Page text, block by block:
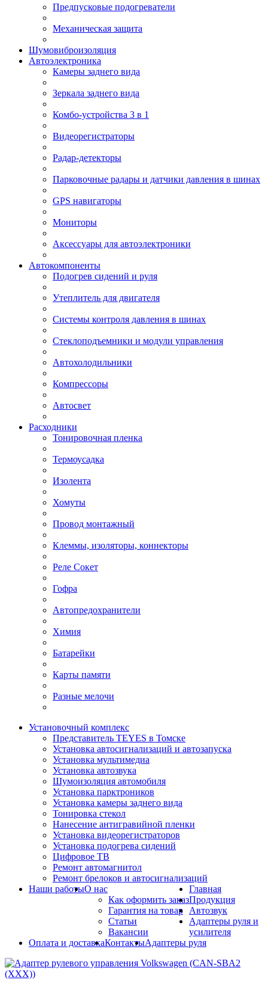
Предпусковые подогреватели
Механическая защита
Шумовиброизоляция
Автоэлектроника
Камеры заднего вида
Зеркала заднего вида
Комбо-устройства 3 в 1
Видеорегистраторы
Радар-детекторы
Парковочные радары и датчики давления в шинах
GPS навигаторы
Мониторы
Аксессуары для автоэлектроники
Автокомпоненты
Подогрев сидений и руля
Утеплитель для двигателя
Системы контроля давления в шинах
Стеклоподъемники и модули управления
Автохолодильники
Компрессоры
Автосвет
Расходники
Тонировочная пленка
Термоусадка
Изолента
Хомуты
Провод монтажный
Клеммы, изоляторы, коннекторы
Реле Сокет
Гофра
Автопредохранители
Химия
Батарейки
Карты памяти
Разные мелочи
Установочный комплекс
Представитель TEYES в Томске
Установка автосигнализаций и автозапуска
Установка мультимедиа
Установка автозвука
Шумоизоляция автомобиля
Установка парктроников
Установка камеры заднего вида
Тонировка стекол
Нанесение антигравийной пленки
Установка видеорегистраторов
Установка подогрева сидений
Цифровое ТВ
Ремонт автомагнитол
Ремонт брелоков и автосигнализаций
Наши работыО нас
Как оформить заказ
Гарантия на товар
Статьи
Вакансии
Оплата и доставкаКонтакты
Главная
Продукция
Автозвук
Адаптеры руля и
усилителя
Адаптеры руля